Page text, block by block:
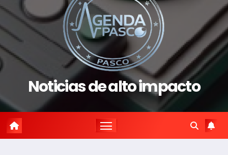
Noticias de alto impacto